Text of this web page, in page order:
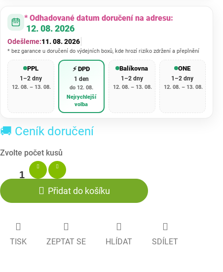
* Odhadované datum doručení na adresu:
12. 08. 2026
Odešleme:11. 08. 2026
* bez garance u doručení do výdejních boxů, kde hrozí riziko zdržení a přeplnění
PPL
1–2 dny
12. 08. – 13. 08.
⚡ DPD
1 den
do 12. 08.
Nejrychlejší
volba
Balíkovna
1–2 dny
12. 08. – 13. 08.
ONE
1–2 dny
12. 08. – 13. 08.
🚚 Ceník doručení
Přidat do košíku
TISK ZEPTAT SE HLÍDAT SDÍLET